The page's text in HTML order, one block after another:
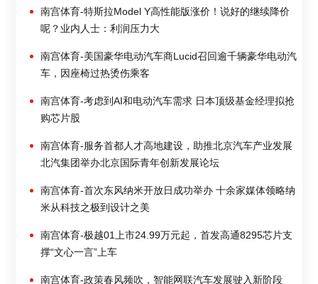
南宫体育-特斯拉Model Y高性能版涨价！说好的继续降价
呢？业内人士：利润压力大
南宫体育-美国豪华电动汽车商Lucid召回逾千辆豪华电动汽
车，因座椅过热烫伤乘客
南宫体育-考虑到AI和电动汽车需求 日本顶级基金经理拟抢
购芯片股
南宫体育-服务首都人才高地建设，助推北京汽车产业发展
北汽集团举办北京国际青年创新发展论坛
南宫体育-首次东风纳米开放日成功举办 十余家媒体领略纳
米从科技之极到设计之美
南宫体育-极越01上市24.99万元起，首发高通8295芯片支
撑“文心一言”上车
南宫体育-政策春风频吹，智能网联汽车发展驶入新阶段